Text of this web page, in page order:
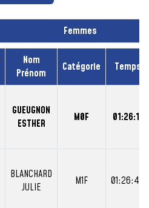
Femmes
Nom
Prénom
Catégorie Temps
GUEUGNON
ESTHER
M0F 01:26:11
BLANCHARD
JULIE
M1F 01:26:47